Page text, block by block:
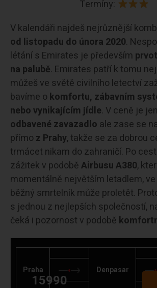
Termíny:
V kalendáři najdeš nejrůznější
od listopadu do února 2020.
létání s Emirates je především
na palubě. Emirates patří k tomu
můžeš ve světě civilního letectví
bavíme o komfortu, zábavním
nebo vynikajícím jídle. V ceně je jen
odbavené zavazadlo ale zase se
přímo z Prahy, takže se za dobrou
trmácet nikam do zahraničí. Po
zážitek v podoběAirbusu A380,
momentálně největším letadlem,
běžný smrtelník může proletět.
s jednou z nejlepších společností,
čeká i pozornost v podobě
Praha Denpasar
15990